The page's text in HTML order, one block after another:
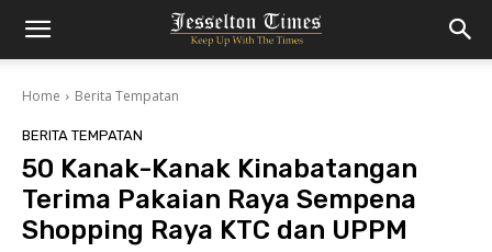
Home Berita Tempatan
BERITA TEMPATAN
50 Kanak-Kanak Kinabatangan
Terima Pakaian Raya Sempena
Shopping Raya KTC dan UPPM